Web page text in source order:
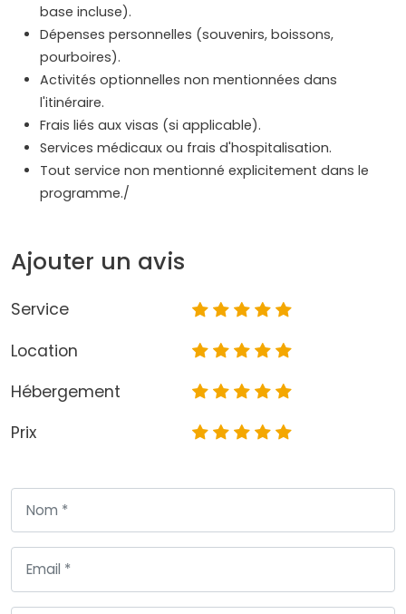
base incluse).
Dépenses personnelles (souvenirs, boissons,
pourboires).
Activités optionnelles non mentionnées dans
l'itinéraire.
Frais liés aux visas (si applicable).
Services médicaux ou frais d'hospitalisation.
Tout service non mentionné explicitement dans le
programme./
Ajouter un avis
Service
Location
Hébergement
Prix